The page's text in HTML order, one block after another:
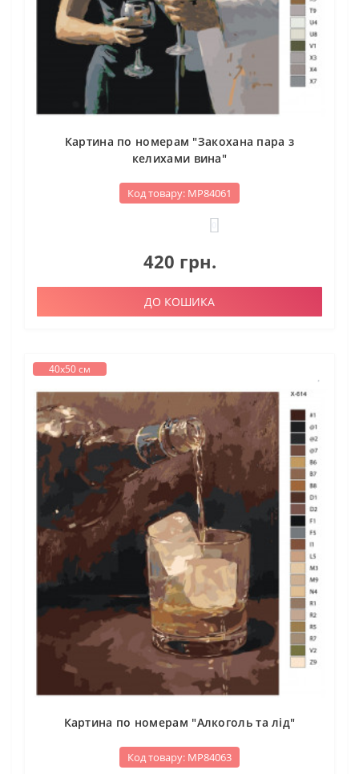
Картина по номерам "Закохана пара з
келихами вина"
Код товару: МР84061
420 грн.
ДО КОШИКА
40х50 см
Картина по номерам "Алкоголь та лід"
Код товару: МР84063